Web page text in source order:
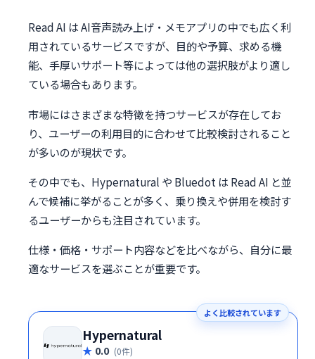
Read AI は AI音声読み上げ・メモアプリの中でも広く利
用されているサービスですが、目的や予算、求める機
能、手厚いサポート等によっては他の選択肢がより適し
ている場合もあります。
市場にはさまざまな特徴を持つサービスが存在してお
り、ユーザーの利用目的に合わせて比較検討されること
が多いのが現状です。
その中でも、Hypernatural や Bluedot は Read AI と並
んで候補に挙がることが多く、乗り換えや併用を検討す
るユーザーからも注目されています。
仕様・価格・サポート内容などを比べながら、自分に最
適なサービスを選ぶことが重要です。
よく比較されています
Hypernatural
0.0 (0件)